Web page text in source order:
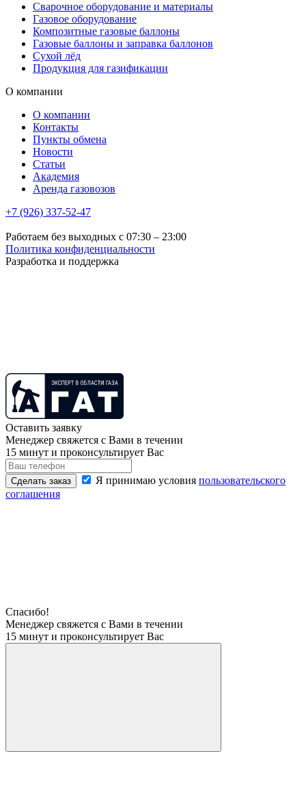
Сварочное оборудование и материалы
Газовое оборудование
Композитные газовые баллоны
Газовые баллоны и заправка баллонов
Сухой лёд
Продукция для газификации
О компании
О компании
Контакты
Пункты обмена
Новости
Статьи
Академия
Аренда газовозов
+7 (926) 337-52-47
Работаем без выходных с 07:30 – 23:00
Политика конфиденциальности
Разработка и поддержка
Оставить заявку
Менеджер свяжется с Вами в течении
15 минут и проконсультирует Вас
Сделать заказ Я принимаю условия пользовательского
соглашения
Спасибо!
Менеджер свяжется с Вами в течении
15 минут и проконсультирует Вас